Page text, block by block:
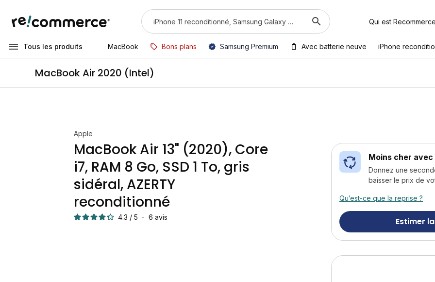
Qui est
Tous les produits MacBook Bons plans Samsung Premium Avec batterie neuve iPhone
MacBook Air 2020 (Intel)
Apple
MacBook Air 13" (2020), Core
i7, RAM 8 Go, SSD 1 To, gris
sidéral, AZERTY
reconditionné
4.3 / 5 - 6 avis
Moins cher
Donnez une
baisser le prix de
Qu’est-ce que la reprise ?
Estimer